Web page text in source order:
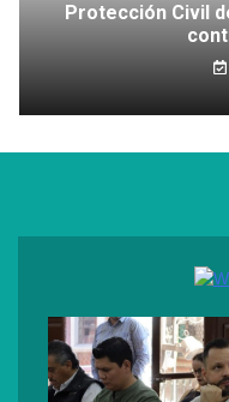
Protección Civil